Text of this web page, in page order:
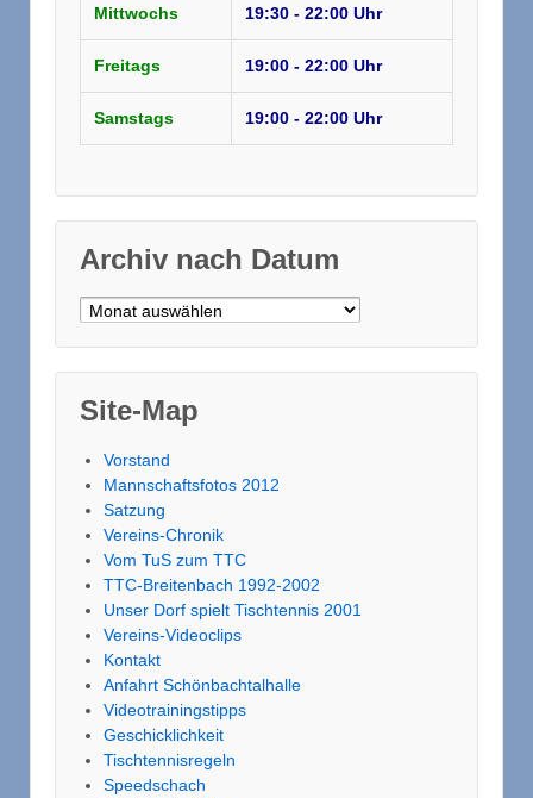
Mittwochs 19:30 - 22:00 Uhr
Freitags 19:00 - 22:00 Uhr
Samstags 19:00 - 22:00 Uhr
Archiv nach Datum
Archiv nach Datum
Site-Map
Vorstand
Mannschaftsfotos 2012
Satzung
Vereins-Chronik
Vom TuS zum TTC
TTC-Breitenbach 1992-2002
Unser Dorf spielt Tischtennis 2001
Vereins-Videoclips
Kontakt
Anfahrt Schönbachtalhalle
Videotrainingstipps
Geschicklichkeit
Tischtennisregeln
Speedschach